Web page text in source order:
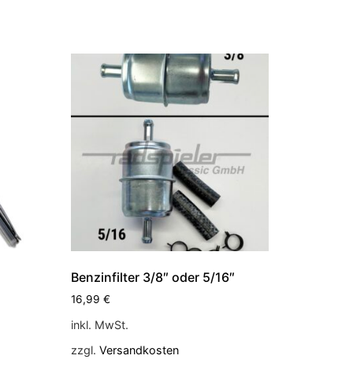
Benzinfilter 3/8″ oder 5/16″
16,99€
inkl. MwSt.
zzgl.Versandkosten